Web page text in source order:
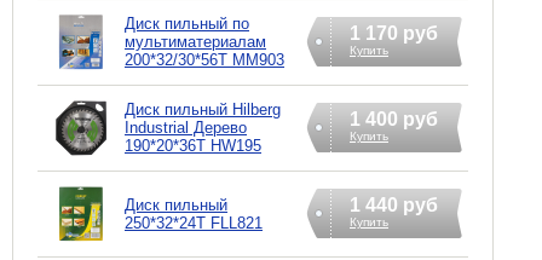
Диск пильный по
мультиматериалам
200*32/30*56Т MM903
1 170 руб
Купить
Диск пильный Hilberg
Industrial Дерево
190*20*36Т HW195
1 400 руб
Купить
Диск пильный
250*32*24Т FLL821
1 440 руб
Купить